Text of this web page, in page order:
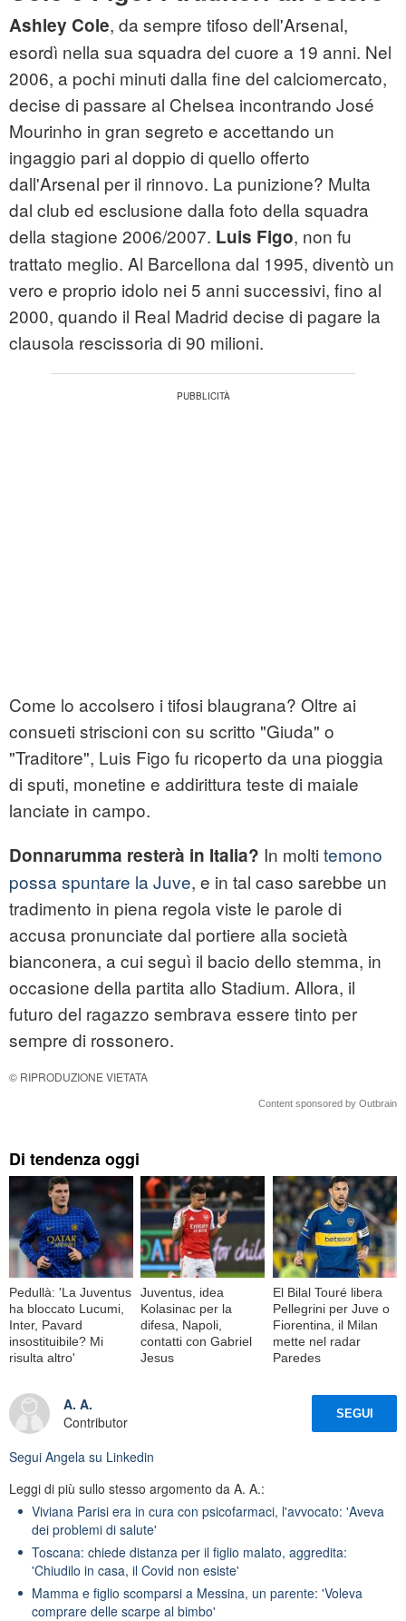
Ashley Cole, da sempre tifoso dell'Arsenal,
esordì nella sua squadra del cuore a 19 anni. Nel
2006, a pochi minuti dalla fine del calciomercato,
decise di passare al Chelsea incontrando José
Mourinho in gran segreto e accettando un
ingaggio pari al doppio di quello offerto
dall'Arsenal per il rinnovo. La punizione? Multa
dal club ed esclusione dalla foto della squadra
della stagione 2006/2007. Luis Figo, non fu
trattato meglio. Al Barcellona dal 1995, diventò un
vero e proprio idolo nei 5 anni successivi, fino al
2000, quando il Real Madrid decise di pagare la
clausola rescissoria di 90 milioni.
Come lo accolsero i tifosi blaugrana? Oltre ai
consueti striscioni con su scritto "Giuda" o
"Traditore", Luis Figo fu ricoperto da una pioggia
di sputi, monetine e addirittura teste di maiale
lanciate in campo.
Donnarumma resterà in Italia? In molti temono
possa spuntare la Juve, e in tal caso sarebbe un
tradimento in piena regola viste le parole di
accusa pronunciate dal portiere alla società
bianconera, a cui seguì il bacio dello stemma, in
occasione della partita allo Stadium. Allora, il
futuro del ragazzo sembrava essere tinto per
sempre di rossonero.
© RIPRODUZIONE VIETATA
Content sponsored by Outbrain
Di tendenza oggi
Pedullà: 'La Juventus
ha bloccato Lucumi,
Inter, Pavard
insostituibile? Mi
risulta altro'
Juventus, idea
Kolasinac per la
difesa, Napoli,
contatti con Gabriel
Jesus
El Bilal Touré libera
Pellegrini per Juve o
Fiorentina, il Milan
mette nel radar
Paredes
A. A.
Contributor
SEGUI
Segui Angela su Linkedin
Leggi di più sullo stesso argomento da A. A.:
Viviana Parisi era in cura con psicofarmaci, l'avvocato: 'Aveva
dei problemi di salute'
Toscana: chiede distanza per il figlio malato, aggredita:
'Chiudilo in casa, il Covid non esiste'
Mamma e figlio scomparsi a Messina, un parente: 'Voleva
comprare delle scarpe al bimbo'